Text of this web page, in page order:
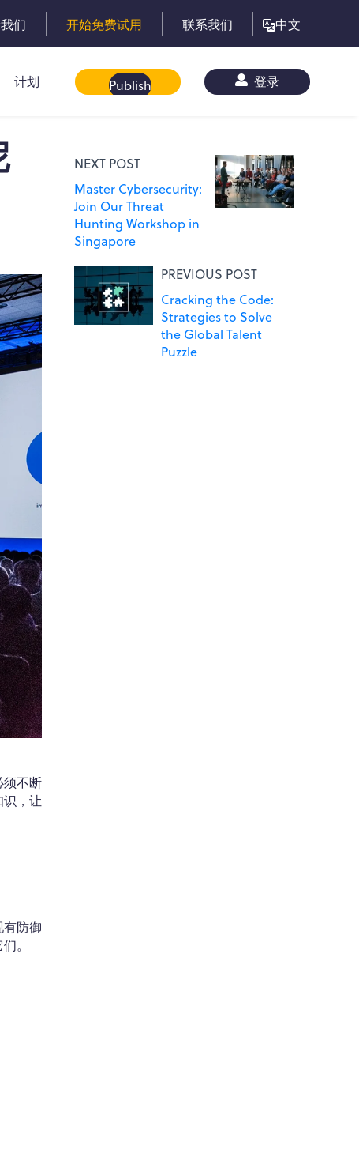
们 开始免费试用 联系我们 中文
计划 Publish
白皮书 登录
须不断
，让
防御
。
NEXT POST
Master Cybersecurity:
Join Our Threat
Hunting Workshop in
Singapore
PREVIOUS POST
Cracking the Code:
Strategies to Solve
the Global Talent
Puzzle